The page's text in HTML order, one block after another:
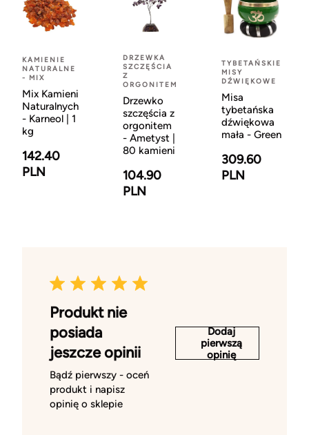
KAMIENIE
NATURALNE
- MIX
Mix Kamieni
Naturalnych
- Karneol | 1
kg
142.40
PLN
DRZEWKA
SZCZĘŚCIA
Z
ORGONITEM
Drzewko
szczęścia z
orgonitem
- Ametyst |
80 kamieni
104.90
PLN
TYBETAŃSKIE
MISY
DŹWIĘKOWE
Misa
tybetańska
dźwiękowa
mała - Green
309.60
PLN
Produkt nie
posiada
jeszcze opinii
Bądź pierwszy - oceń
produkt i napisz
opinię o sklepie
Dodaj
pierwszą
opinię